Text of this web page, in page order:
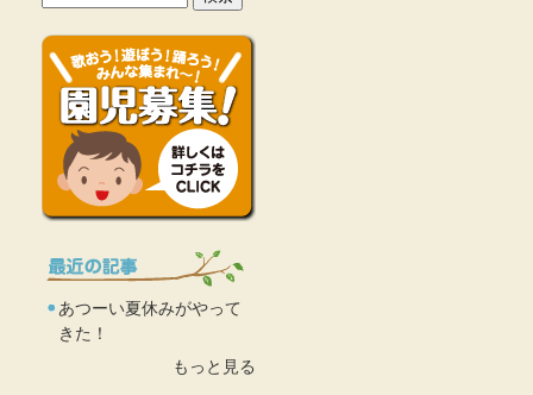
あつーい夏休みがやって
きた！
もっと見る